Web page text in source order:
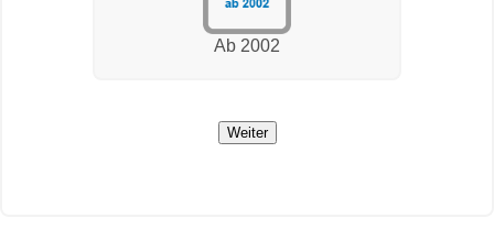
Ab 2002
Weiter